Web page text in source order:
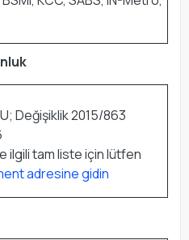
Değişiklik 2015/863
ilgili tam liste için lütfen
adresine gidin